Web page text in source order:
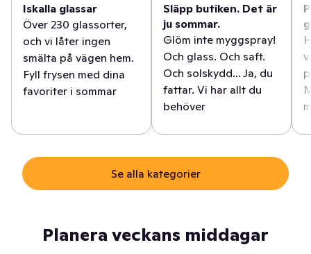
Iskalla glassar
Över 230 glassorter,
och vi låter ingen
smälta på vägen hem.
Fyll frysen med dina
favoriter i sommar
Släpp butiken. Det är
ju sommar.
Glöm inte myggspray!
Och glass. Och saft.
Och solskydd... Ja, du
fattar. Vi har allt du
behöver
Se alla kategorier
Planera veckans middagar